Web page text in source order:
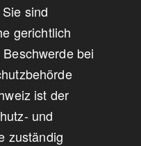
sind
gerichtlich
bei
ist der
und
zuständig